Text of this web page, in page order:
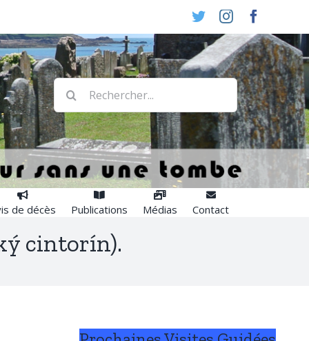
TwitterInstagram
Rechercher:
de décès Publications Médias Contact
cintorín).